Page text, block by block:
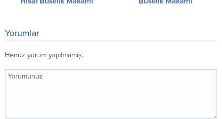
Yorumlar
Henüz yorum yapılmamış.